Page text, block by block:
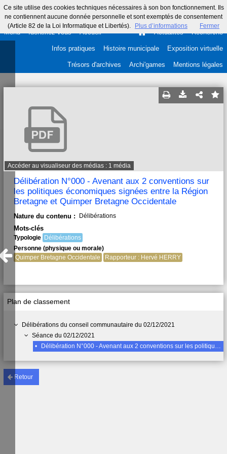
Ce site utilise des cookies techniques nécessaires à son bon fonctionnement. Ils
ne contiennent aucune donnée personnelle et sont exemptés de consentement
(Article 82 de la Loi Informatique et Libertés).
Plus d’informations Fermer
Menu Identifiez-vous Accueil Actualités Recherche
Infos pratiques Histoire municipale Exposition virtuelle
Trésors d'archives Archi'games Mentions légales
Retour
Plan de classement
Délibérations du conseil communautaire du 02/12/2021
Séance du 02/12/2021
•
Délibération N°000 - Avenant aux 2 conventions sur les politiques économiques signées entre la Région Bretagne et Quimper Bretagne Occidentale
Accéder au visualiseur des médias : 1 média
Délibération N°000 - Avenant aux 2 conventions sur
les politiques économiques signées entre la Région
Bretagne et Quimper Bretagne Occidentale
Nature du contenu : Délibérations
Mots-clés
Typologie Délibérations
Personne (physique ou morale)
Quimper Bretagne Occidentale
Rapporteur : Hervé HERRY